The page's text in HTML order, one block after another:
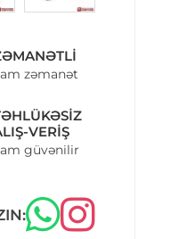
zəmanət
VERIŞ
güvənilir